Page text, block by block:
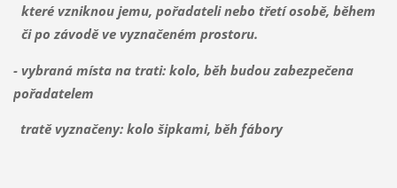
které vzniknou jemu, pořadateli nebo třetí osobě, během
či po závodě ve vyznačeném prostoru.
- vybraná místa na trati: kolo, běh budou zabezpečena
pořadatelem
tratě vyznačeny: kolo šipkami, běh fábory